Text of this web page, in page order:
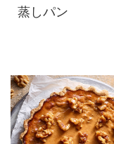
蒸しパン